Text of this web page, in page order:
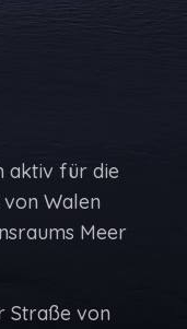
aktiv für die
Walen
Meer
Straße von